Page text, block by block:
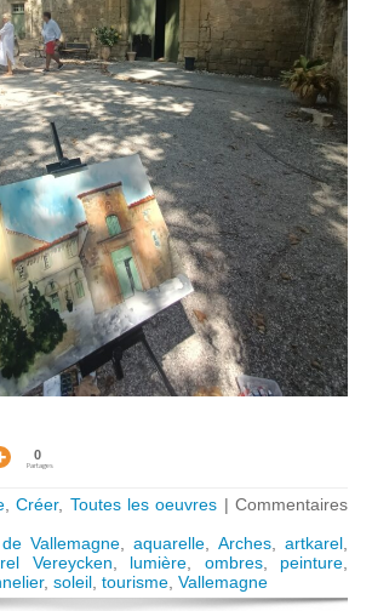
0
Partages
,Créer, Toutes les oeuvres | Commentaires
Vallemagne ,aquarelle Arches,artkarel
Vereycken lumière ombres, peinture
, soleil tourisme Vallemagne